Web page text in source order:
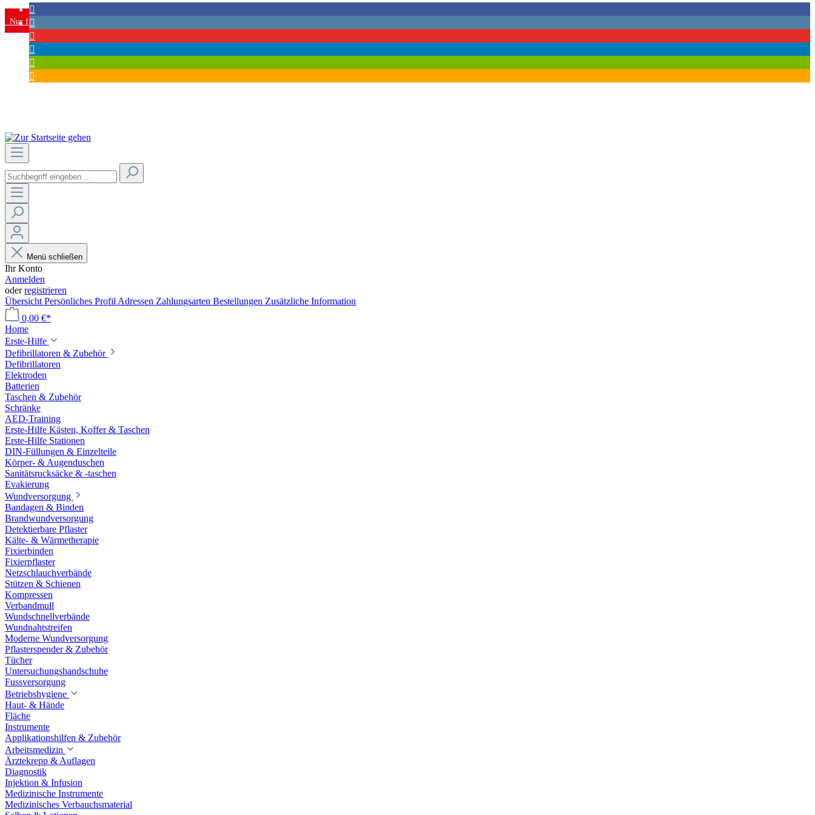
Nur für Gewerbetreibende / B2B
Persönliche & kompetente Beratung
Menü schließen
Ihr Konto
Anmelden
oderregistrieren
Übersicht Persönliches Profil Adressen Zahlungsarten Bestellungen Zusätzliche Information
0,00 €*
Home
Erste-Hilfe
Defibrillatoren & Zubehör
Defibrillatoren
Elektroden
Batterien
Taschen & Zubehör
Schränke
AED-Training
Erste-Hilfe Kästen, Koffer & Taschen
Erste-Hilfe Stationen
DIN-Füllungen & Einzelteile
Körper- & Augenduschen
Sanitätsrucksäcke & -taschen
Evakierung
Wundversorgung
Bandagen & Binden
Brandwundversorgung
Detektierbare Pflaster
Kälte- & Wärmetherapie
Fixierbinden
Fixierpflaster
Netzschlauchverbände
Stützen & Schienen
Kompressen
Verbandmull
Wundschnellverbände
Wundnahtstreifen
Moderne Wundversorgung
Pflasterspender & Zubehör
Tücher
Untersuchungshandschuhe
Fussversorgung
Betriebshygiene
Haut- & Hände
Fläche
Instrumente
Applikationshilfen & Zubehör
Arbeitsmedizin
Ärztekrepp & Auflagen
Diagnostik
Injektion & Infusion
Medizinische Instrumente
Medizinisches Verbauchsmaterial